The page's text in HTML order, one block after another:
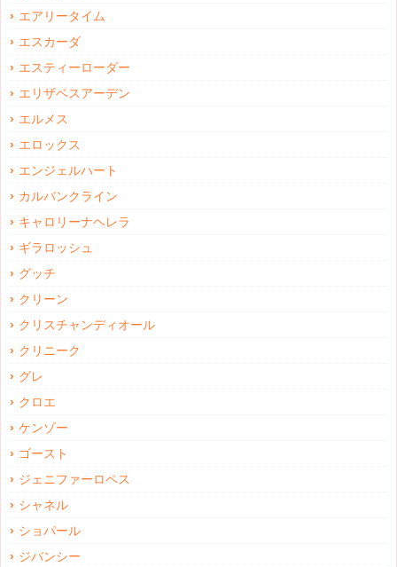
エアリータイム
エスカーダ
エスティーローダー
エリザベスアーデン
エルメス
エロックス
エンジェルハート
カルバンクライン
キャロリーナヘレラ
ギラロッシュ
グッチ
クリーン
クリスチャンディオール
クリニーク
グレ
クロエ
ケンゾー
ゴースト
ジェニファーロペス
シャネル
ショパール
ジバンシー